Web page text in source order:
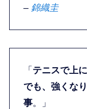
– 錦織圭
「 テニスで上
でも、強くな
事。」